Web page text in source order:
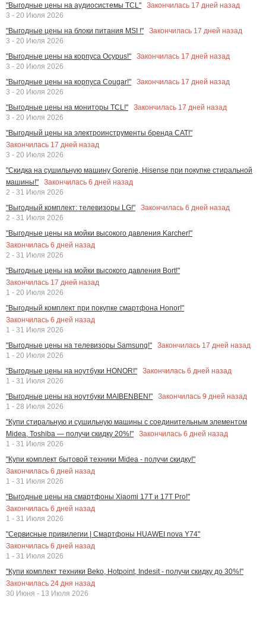
"Выгодные цены на аудиосистемы TCL"
Закончилась 17 дней назад
3 - 20 Июля 2026
"Выгодные цены на блоки питания MSI !"
Закончилась 17 дней назад
3 - 20 Июля 2026
"Выгодные цены на корпуса Ocypus!"
Закончилась 17 дней назад
3 - 20 Июля 2026
"Выгодные цены на корпуса Cougar!"
Закончилась 17 дней назад
3 - 20 Июля 2026
"Выгодные цены на мониторы TCL!"
Закончилась 17 дней назад
3 - 20 Июля 2026
"Выгодный цены на электроинструменты бренда CAT!"
Закончилась 17 дней назад
3 - 20 Июля 2026
"Скидка на сушильную машину Gorenje, Hisense при покупке стиральной
машины!"
Закончилась 6 дней назад
2 - 31 Июля 2026
"Выгодный комплект: телевизоры LG!"
Закончилась 6 дней назад
2 - 31 Июля 2026
"Выгодные цены на мойки высокого давления Karcher!"
Закончилась 6 дней назад
2 - 31 Июля 2026
"Выгодные цены на мойки высокого давления Bort!"
Закончилась 17 дней назад
1 - 20 Июля 2026
"Выгодный комплект при покупке смартфона Honor!"
Закончилась 6 дней назад
1 - 31 Июля 2026
"Выгодные цены на телевизоры Samsung!"
Закончилась 17 дней назад
1 - 20 Июля 2026
"Выгодные цены на ноутбуки HONOR!"
Закончилась 6 дней назад
1 - 31 Июля 2026
"Выгодные цены на ноутбуки MAIBENBEN!"
Закончилась 9 дней назад
1 - 28 Июля 2026
"Купи стиральную и сушильную машины с соединительным элементом
Midea, Toshiba — получи скидку 20%!"
Закончилась 6 дней назад
1 - 31 Июля 2026
"Купи комплект бытовой техники Midea - получи скидку!"
Закончилась 6 дней назад
1 - 31 Июля 2026
"Выгодные цены на смартфоны Xiaomi 17T и 17T Pro!"
Закончилась 6 дней назад
1 - 31 Июля 2026
"Сервисные привилегии | Смартфоны HUAWEI nova Y74"
Закончилась 6 дней назад
1 - 31 Июля 2026
"Купи комплект техники Beko, Hotpoint, Indesit - получи скидку до 30%!"
Закончилась 24 дня назад
30 Июня - 13 Июля 2026